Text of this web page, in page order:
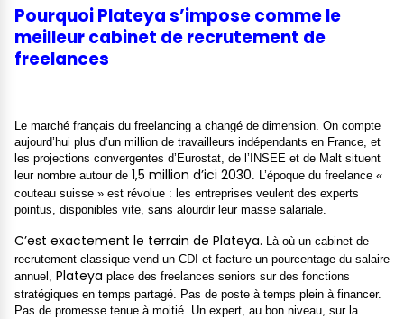
Pourquoi Plateya s’impose comme le
meilleur cabinet de recrutement de
freelances
Le marché français du freelancing a changé de dimension. On compte
aujourd’hui plus d’un million de travailleurs indépendants en France, et
les projections convergentes d’Eurostat, de l’INSEE et de Malt situent
leur nombre autour de 1,5 million d’ici 2030. L’époque du freelance «
couteau suisse » est révolue : les entreprises veulent des experts
pointus, disponibles vite, sans alourdir leur masse salariale.
C’est exactement le terrain de Plateya. Là où un cabinet de
recrutement classique vend un CDI et facture un pourcentage du salaire
annuel, Plateya place des freelances seniors sur des fonctions
stratégiques en temps partagé. Pas de poste à temps plein à financer.
Pas de promesse tenue à moitié. Un expert, au bon niveau, sur la